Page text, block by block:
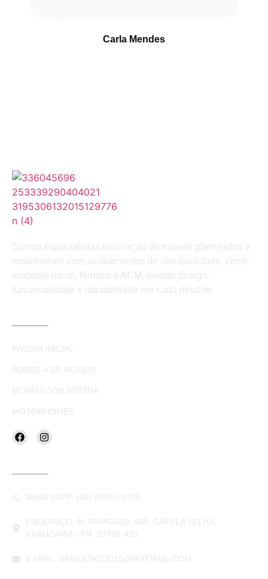
Carla Mendes
Somos especialistas na criação de móveis planejados e
motorhomes com acabamentos de alta qualidade, como
maderite naval, fórmica e ACM, unindo design,
funcionalidade e durabilidade em cada detalhe.
PÁGINA INICIAL
SOBRE A SR MÓVEIS.
MÓVEIS SOB MEDIDA.
MOTORHOMES.
WHATSAPP: (45) 99937-9165
ENDEREÇO: R. PAPAGAIO, 468, CAPELA VELHA,
ARAUCÁRIA - PR, 83706-420
E-MAIL: SADILESKE2010@HOTMAIL.COM